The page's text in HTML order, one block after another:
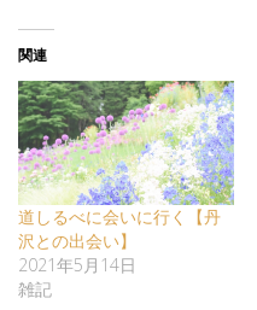
関連
道しるべに会いに行く【丹
沢との出会い】
2021年5月14日
雑記